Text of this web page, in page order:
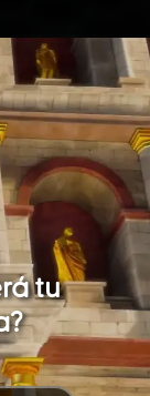
tu